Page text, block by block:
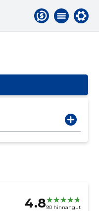
4.890 hinnangut